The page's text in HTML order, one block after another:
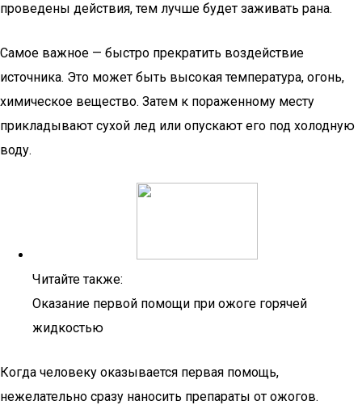
проведены действия, тем лучше будет заживать рана.
Самое важное — быстро прекратить воздействие
источника. Это может быть высокая температура, огонь,
химическое вещество. Затем к пораженному месту
прикладывают сухой лед или опускают его под холодную
воду.
Читайте также:
Оказание первой помощи при ожоге горячей
жидкостью
Когда человеку оказывается первая помощь,
нежелательно сразу наносить препараты от ожогов.